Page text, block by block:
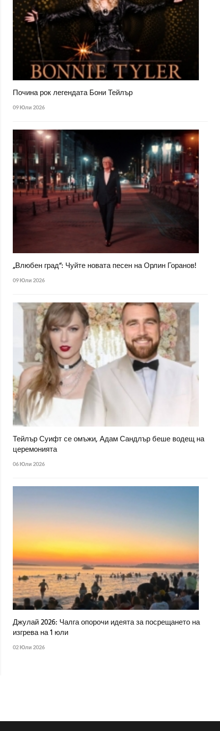
Почина рок легендата Бони Тейлър
09 Юли 2026
„Влюбен град“: Чуйте новата песен на Орлин Горанов!
09 Юли 2026
Тейлър Суифт се омъжи, Адам Сандлър беше водещ на
церемонията
06 Юли 2026
Джулай 2026: Чалга опорочи идеята за посрещането на
изгрева на 1 юли
02 Юли 2026